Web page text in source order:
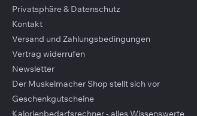
Privatsphäre & Datenschutz
Kontakt
Versand und Zahlungsbedingungen
Vertrag widerrufen
Newsletter
Der Muskelmacher Shop stellt sich vor
Geschenkgutscheine
Kalorienbedarfsrechner - alles Wissenswerte